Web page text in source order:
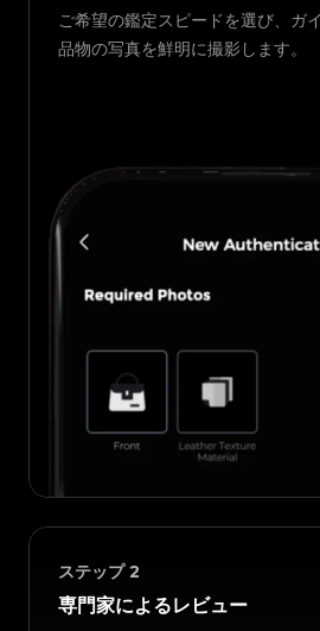
ご希望の鑑定スピードを選び、ガ
品物の写真を鮮明に撮影します。
ステップ 2
専門家によるレビュー